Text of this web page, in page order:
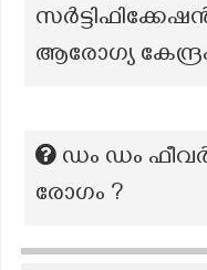
ആരോഗ്യ
ഡം ഡം
രോഗം ?